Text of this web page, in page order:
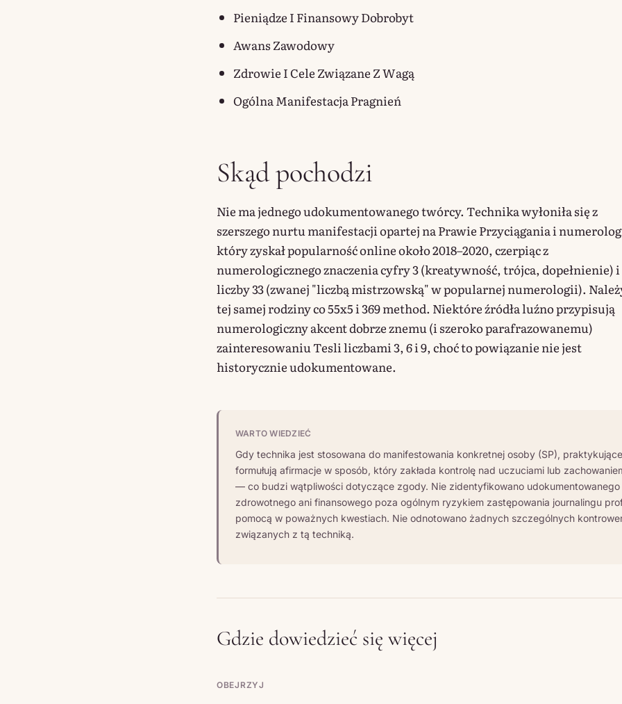
Pieniądze I Finansowy Dobrobyt
Awans Zawodowy
Zdrowie I Cele Związane Z Wagą
Ogólna Manifestacja Pragnień
Skąd pochodzi
Nie ma jednego udokumentowanego twórcy. Technika wyłoniła się z
szerszego nurtu manifestacji opartej na Prawie Przyciągania i
który zyskał popularność online około 2018–2020, czerpiąc z
numerologicznego znaczenia cyfry 3 (kreatywność, trójca, dopełnienie) i
liczby 33 (zwanej "liczbą mistrzowską" w popularnej numerologii).
tej samej rodziny co 55x5 i 369 method. Niektóre źródła luźno przypisują
numerologiczny akcent dobrze znemu (i szeroko parafrazowanemu)
zainteresowaniu Tesli liczbami 3, 6 i 9, choć to powiązanie nie jest
historycznie udokumentowane.
WARTO WIEDZIEĆ
Gdy technika jest stosowana do manifestowania konkretnej osoby (SP),
formułują afirmacje w sposób, który zakłada kontrolę nad uczuciami lub
— co budzi wątpliwości dotyczące zgody. Nie zidentyfikowano
zdrowotnego ani finansowego poza ogólnym ryzykiem zastępowania journalingu
pomocą w poważnych kwestiach. Nie odnotowano żadnych szczególnych
związanych z tą techniką.
Gdzie dowiedzieć się więcej
OBEJRZYJ